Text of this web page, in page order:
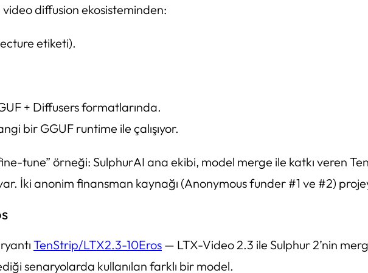
diffusion ekosisteminden:
etiketi).
+ Diffusers formatlarında.
bir GGUF runtime ile çalışıyor.
tune” örneği: SulphurAI ana ekibi, model merge ile katkı veren
İki anonim finansman kaynağı (Anonymous funder #1 ve #2)
TenStrip/LTX2.3-10Eros — LTX-Video 2.3 ile Sulphur 2’nin
senaryolarda kullanılan farklı bir model.